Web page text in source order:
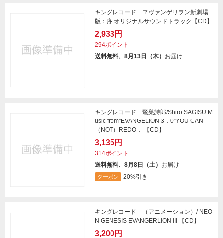
キングレコード ヱヴァンゲリヲン新劇場
版：序 オリジナルサウンドトラック【CD】
2,933円
294ポイント
送料無料、8月13日（木） お届け
キングレコード 鷺巣詩郎/Shiro SAGISU M
usic from“EVANGELION 3．0”YOU CAN
（NOT）REDO． 【CD】
3,135円
314ポイント
送料無料、8月8日（土） お届け
クーポン 20%引き
キングレコード （アニメーション）/ NEO
N GENESIS EVANGERLION III 【CD】
3,200円